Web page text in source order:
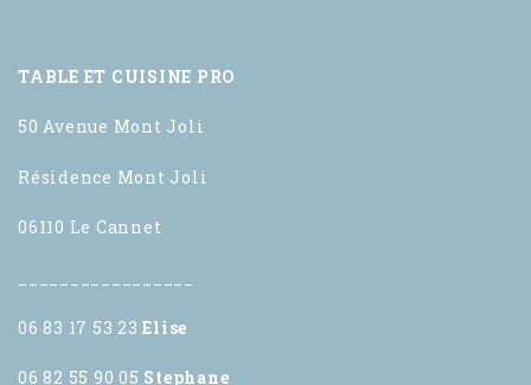
TABLE ET CUISINE PRO
50 Avenue Mont Joli
Résidence Mont Joli
06110 Le Cannet
06 83 17 53 23Elise
06 82 55 90 05 Stephane